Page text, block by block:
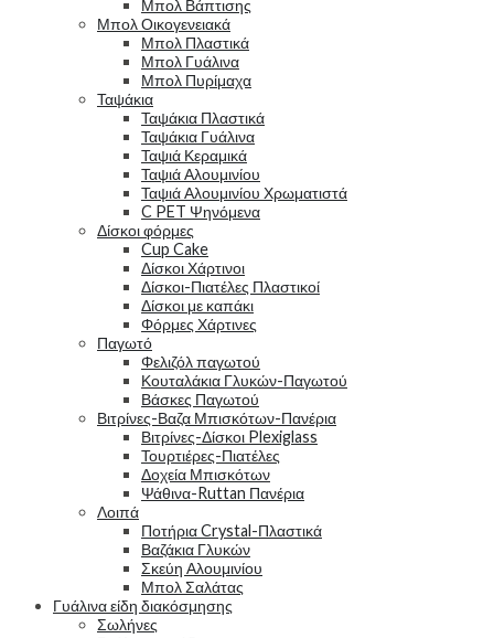
Μπολ Βάπτισης
Μπολ Οικογενειακά
Μπολ Πλαστικά
Μπολ Γυάλινα
Μπολ Πυρίμαχα
Ταψάκια
Ταψάκια Πλαστικά
Ταψάκια Γυάλινα
Ταψιά Κεραμικά
Ταψιά Αλουμινίου
Ταψιά Αλουμινίου Χρωματιστά
C PET Ψηνόμενα
Δίσκοι φόρμες
Cup Cake
Δίσκοι Χάρτινοι
Δίσκοι-Πιατέλες Πλαστικοί
Δίσκοι με καπάκι
Φόρμες Χάρτινες
Παγωτό
Φελιζόλ παγωτού
Κουταλάκια Γλυκών-Παγωτού
Βάσκες Παγωτού
Βιτρίνες-Βαζα Μπισκότων-Πανέρια
Βιτρίνες-Δίσκοι Plexiglass
Τουρτιέρες-Πιατέλες
Δοχεία Μπισκότων
Ψάθινα-Ruttan Πανέρια
Λοιπά
Ποτήρια Crystal-Πλαστικά
Βαζάκια Γλυκών
Σκεύη Αλουμινίου
Μπολ Σαλάτας
Γυάλινα είδη διακόσμησης
Σωλήνες